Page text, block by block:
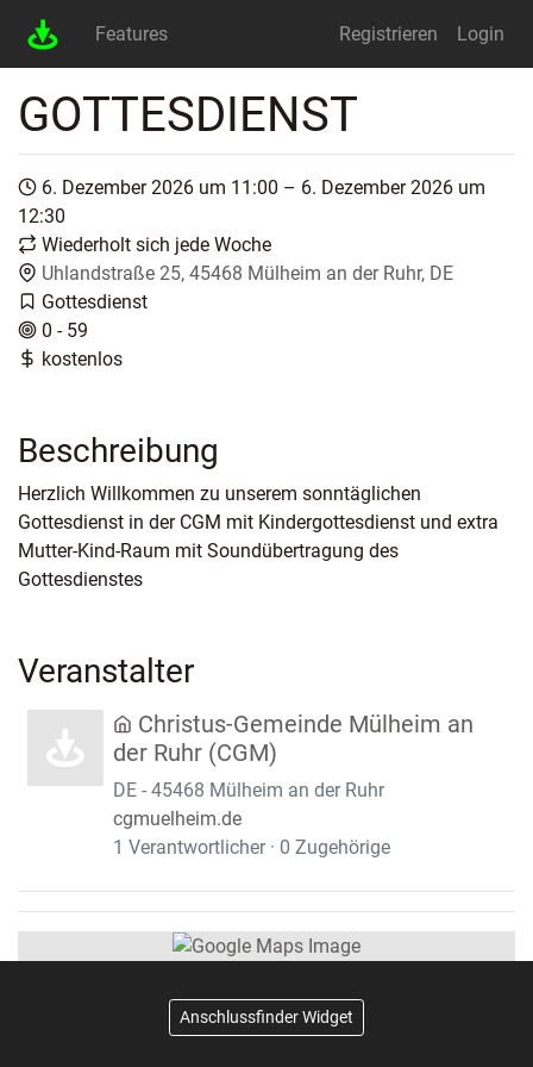
Features Registrieren Login
GOTTESDIENST
6. Dezember 2026 um 11:00 – 6. Dezember 2026 um
12:30
Wiederholt sich jede Woche
Uhlandstraße 25, 45468 Mülheim an der Ruhr, DE
Gottesdienst
0 - 59
kostenlos
Beschreibung
Herzlich Willkommen zu unserem sonntäglichen
Gottesdienst in der CGM mit Kindergottesdienst und extra
Mutter-Kind-Raum mit Soundübertragung des
Gottesdienstes
Veranstalter
Christus-Gemeinde Mülheim an
der Ruhr (CGM)
DE - 45468 Mülheim an der Ruhr
cgmuelheim.de
1 Verantwortlicher · 0 Zugehörige
Anschlussfinder Widget